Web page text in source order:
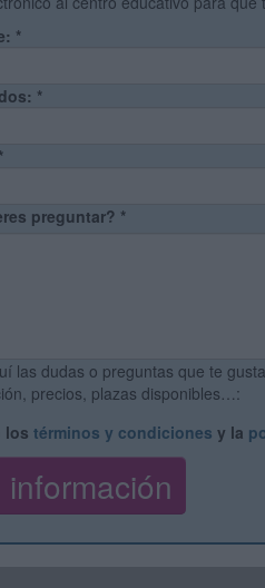
*
*
*
preguntar? *
las dudas o preguntas que te
precios, plazas disponibles…:
los términos y condiciones y la